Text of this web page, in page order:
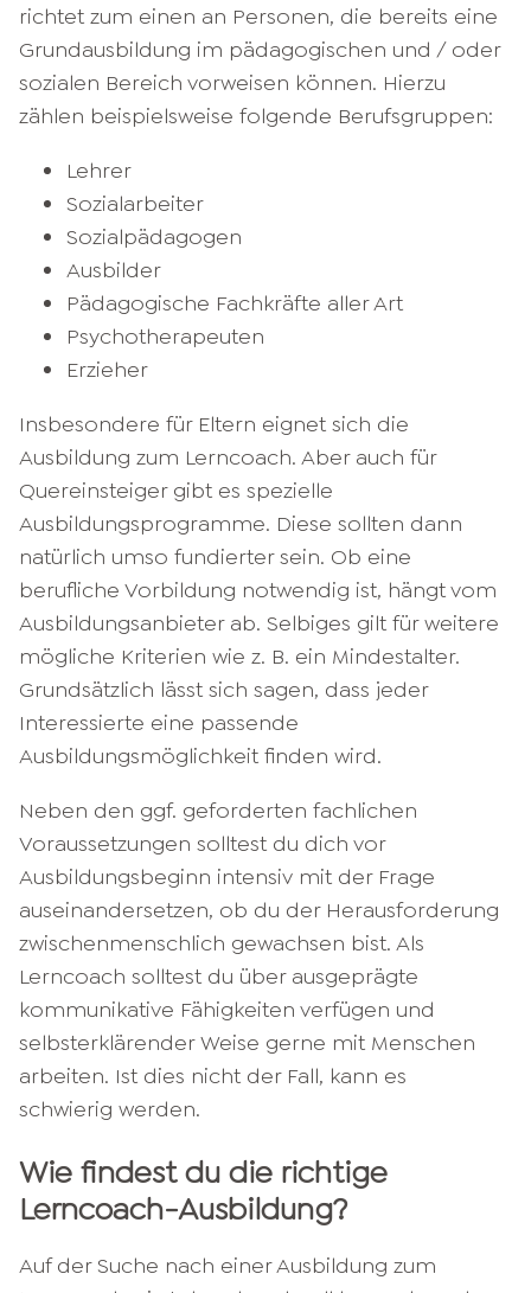
richtet zum einen an Personen, die bereits eine
Grundausbildung im pädagogischen und / oder
sozialen Bereich vorweisen können. Hierzu
zählen beispielsweise folgende Berufsgruppen:
Lehrer
Sozialarbeiter
Sozialpädagogen
Ausbilder
Pädagogische Fachkräfte aller Art
Psychotherapeuten
Erzieher
Insbesondere für Eltern eignet sich die
Ausbildung zum Lerncoach. Aber auch für
Quereinsteiger gibt es spezielle
Ausbildungsprogramme. Diese sollten dann
natürlich umso fundierter sein. Ob eine
berufliche Vorbildung notwendig ist, hängt vom
Ausbildungsanbieter ab. Selbiges gilt für weitere
mögliche Kriterien wie z. B. ein Mindestalter.
Grundsätzlich lässt sich sagen, dass jeder
Interessierte eine passende
Ausbildungsmöglichkeit finden wird.
Neben den ggf. geforderten fachlichen
Voraussetzungen solltest du dich vor
Ausbildungsbeginn intensiv mit der Frage
auseinandersetzen, ob du der Herausforderung
zwischenmenschlich gewachsen bist. Als
Lerncoach solltest du über ausgeprägte
kommunikative Fähigkeiten verfügen und
selbsterklärender Weise gerne mit Menschen
arbeiten. Ist dies nicht der Fall, kann es
schwierig werden.
Wie findest du die richtige
Lerncoach-Ausbildung?
Auf der Suche nach einer Ausbildung zum